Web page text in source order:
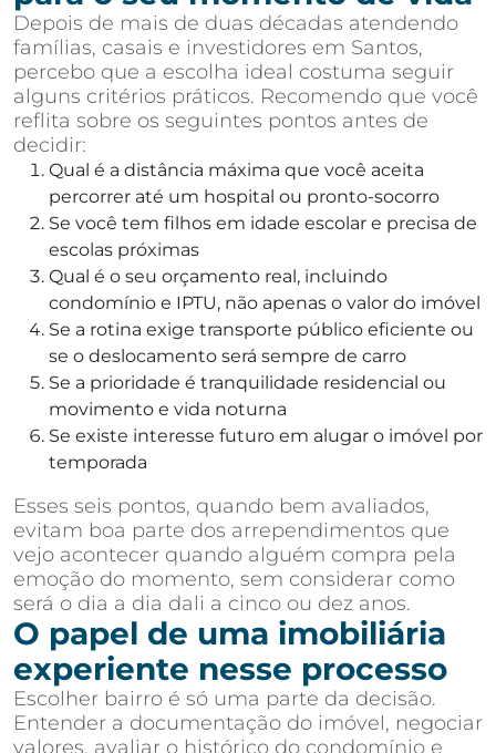
Depois de mais de duas décadas atendendo
famílias, casais e investidores em Santos,
percebo que a escolha ideal costuma seguir
alguns critérios práticos. Recomendo que você
reflita sobre os seguintes pontos antes de
decidir:
Qual é a distância máxima que você aceita
percorrer até um hospital ou pronto-socorro
Se você tem filhos em idade escolar e precisa de
escolas próximas
Qual é o seu orçamento real, incluindo
condomínio e IPTU, não apenas o valor do imóvel
Se a rotina exige transporte público eficiente ou
se o deslocamento será sempre de carro
Se a prioridade é tranquilidade residencial ou
movimento e vida noturna
Se existe interesse futuro em alugar o imóvel por
temporada
Esses seis pontos, quando bem avaliados,
evitam boa parte dos arrependimentos que
vejo acontecer quando alguém compra pela
emoção do momento, sem considerar como
será o dia a dia dali a cinco ou dez anos.
O papel de uma imobiliária
experiente nesse processo
Escolher bairro é só uma parte da decisão.
Entender a documentação do imóvel, negociar
valores, avaliar o histórico do condomínio e